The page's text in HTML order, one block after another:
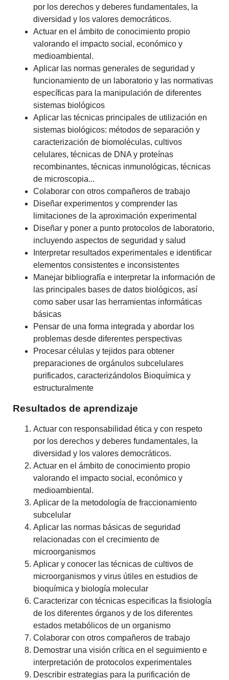
por los derechos y deberes fundamentales, la
diversidad y los valores democráticos.
Actuar en el ámbito de conocimiento propio
valorando el impacto social, económico y
medioambiental.
Aplicar las normas generales de seguridad y
funcionamiento de un laboratorio y las normativas
específicas para la manipulación de diferentes
sistemas biológicos
Aplicar las técnicas principales de utilización en
sistemas biológicos: métodos de separación y
caracterización de biomoléculas, cultivos
celulares, técnicas de DNA y proteínas
recombinantes, técnicas inmunológicas, técnicas
de microscopia...
Colaborar con otros compañeros de trabajo
Diseñar experimentos y comprender las
limitaciones de la aproximación experimental
Diseñar y poner a punto protocolos de laboratorio,
incluyendo aspectos de seguridad y salud
Interpretar resultados experimentales e identificar
elementos consistentes e inconsistentes
Manejar bibliografía e interpretar la información de
las principales bases de datos biológicos, así
como saber usar las herramientas informáticas
básicas
Pensar de una forma integrada y abordar los
problemas desde diferentes perspectivas
Procesar células y tejidos para obtener
preparaciones de orgánulos subcelulares
purificados, caracterizándolos Bioquímica y
estructuralmente
Resultados de aprendizaje
Actuar con responsabilidad ética y con respeto
por los derechos y deberes fundamentales, la
diversidad y los valores democráticos.
Actuar en el ámbito de conocimiento propio
valorando el impacto social, económico y
medioambiental.
Aplicar de la metodología de fraccionamiento
subcelular
Aplicar las normas básicas de seguridad
relacionadas con el crecimiento de
microorganismos
Aplicar y conocer las técnicas de cultivos de
microorganismos y virus útiles en estudios de
bioquímica y biología molecular
Caracterizar con técnicas especificas la fisiología
de los diferentes órganos y de los diferentes
estados metabólicos de un organismo
Colaborar con otros compañeros de trabajo
Demostrar una visión crítica en el seguimiento e
interpretación de protocolos experimentales
Describir estrategias para la purificación de